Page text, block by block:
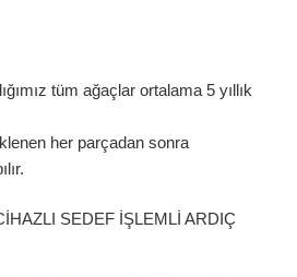
tüm ağaçlar ortalama 5 yıllık
her parçadan sonra
SEDEF İŞLEMLİ ARDIÇ